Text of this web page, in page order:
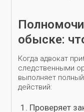
обыске:
Когда адвокат
следственными
выполняет
действий:
Проверяет